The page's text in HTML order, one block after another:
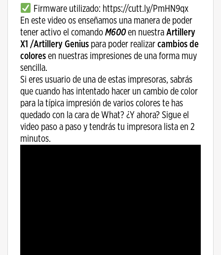
Firmware utilizado: https://cutt.ly/PmHN9qx
En este video os enseñamos una manera de poder
tener activo el comando M600en nuestra Artillery
X1 /Artillery Genius para poder realizar cambios de
colores en nuestras impresiones de una forma muy
sencilla.
Si eres usuario de una de estas impresoras, sabrás
que cuando has intentado hacer un cambio de color
para la típica impresión de varios colores te has
quedado con la cara de What? ¿Y ahora? Sigue el
video paso a paso y tendrás tu impresora lista en 2
minutos.